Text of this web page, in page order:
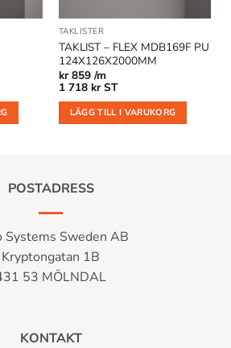
TAKLISTER
TAKLIST – FLEX MDB169F PU
124X126X2000MM
kr859 /m
1 718 kr ST
LÄGG TILL I VARUKORG
POSTADRESS
Systems Sweden AB
Kryptongatan 1B
53 MÖLNDAL
KONTAKT